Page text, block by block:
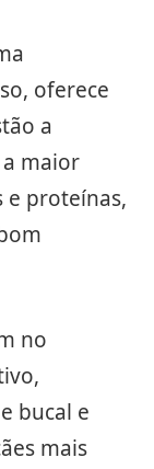
oferece
a
maior
e proteínas,
no
bucal e
mais